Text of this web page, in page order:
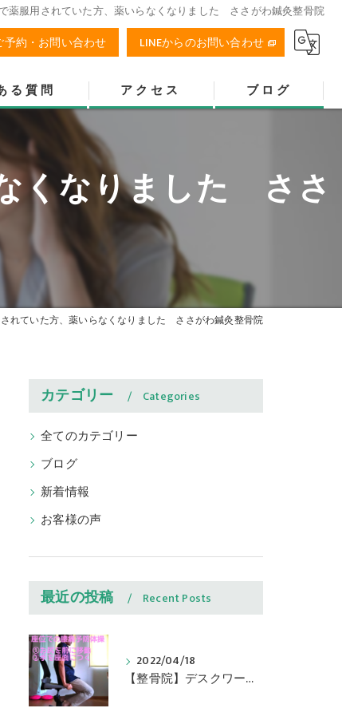
で薬服用されていた方、薬いらなくなりました ささがわ鍼灸整骨院
予約・お問い合わせ LINEからのお問い合わせ
る質問 アクセス
ささがわ鍼灸整骨院
ブログ
くなりました ささ
されていた方、薬いらなくなりました ささがわ鍼灸整骨院
カテゴリー Categories
全てのカテゴリー
ブログ
新着情報
お客様の声
最近の投稿 Recent Posts
2022/04/18
【整骨院】デスクワークの方は腰痛多いです 何かできる対策は？ ささがわ鍼灸整骨院